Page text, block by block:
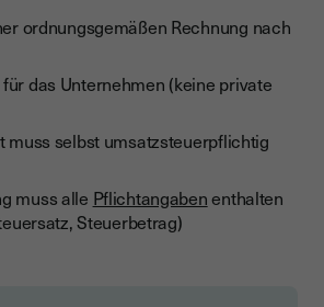
ordnungsgemäßen Rechnung nach
das Unternehmen (keine private
muss selbst umsatzsteuerpflichtig
muss alle Pflichtangabenenthalten
Steuerbetrag)